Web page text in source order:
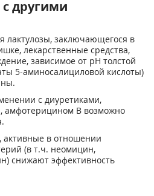
другими
лактулозы, заключающегося в
лекарственные средства,
зависимое от pH толстой
5-аминосалициловой кислоты)
с диуретиками,
амфотерицином В возможно
активные в отношении
(в т.ч. неомицин,
снижают эффективность